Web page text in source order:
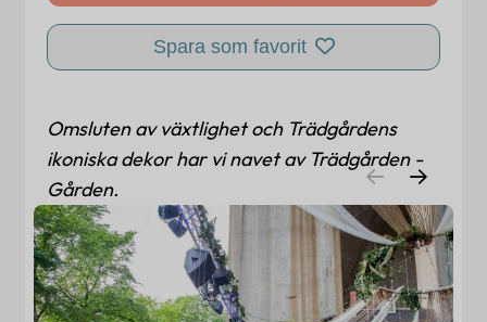
Spara som favorit
Omsluten av växtlighet och Trädgårdens
ikoniska dekor har vi navet av Trädgården -
Gården.